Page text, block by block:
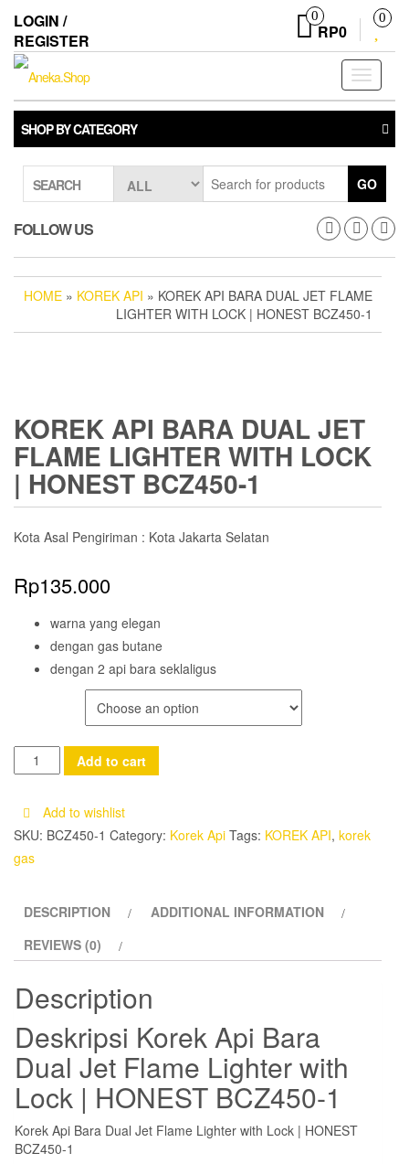
the
content
LOGIN /
REGISTER
0
RP0
0
Toggle
SHOP BY CATEGORY
SEARCH GO
FOLLOW US
HOME » KOREK API » KOREK API BARA DUAL JET FLAME
LIGHTER WITH LOCK | HONEST BCZ450-1
KOREK API BARA DUAL JET
FLAME LIGHTER WITH LOCK
| HONEST BCZ450-1
Kota Asal Pengiriman : Kota Jakarta Selatan
Rp135.000
warna yang elegan
dengan gas butane
dengan 2 api bara seklaligus
Korek
Api
Flame
with
Lock
|
HONEST
BCZ450-
1
quantity
Add to cart
Add to wishlist
SKU: BCZ450-1 Category: Korek Api Tags: KOREK API, korek
gas
DESCRIPTION
ADDITIONAL INFORMATION
REVIEWS (0)
Description
Deskripsi Korek Api Bara
Dual Jet Flame Lighter with
Lock | HONEST BCZ450-1
Korek Api Bara Dual Jet Flame Lighter with Lock | HONEST
BCZ450-1